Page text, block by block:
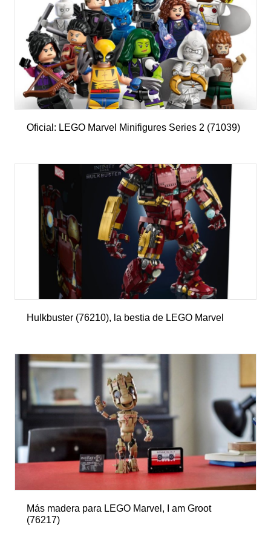
Oficial: LEGO Marvel Minifigures Series 2 (71039)
Hulkbuster (76210), la bestia de LEGO Marvel
Más madera para LEGO Marvel, I am Groot
(76217)